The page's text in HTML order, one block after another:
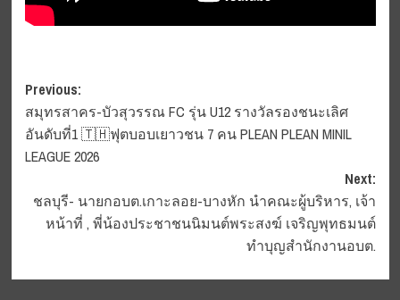
Post
navigation
Previous:
สมุทรสาคร-บัวสุวรรณ FC รุ่น U12 รางวัลรองชนะเลิศ
อันดับที่1 🇹🇭ฟุตบอบเยาวชน 7 คน PLEAN PLEAN MINIL
LEAGUE 2026
Next:
ชลบุรี- นายกอบต.เกาะลอย-บางหัก นำคณะผู้บริหาร, เจ้า
หน้าที่ , พี่น้องประชาชนนิมนต์พระสงฆ์ เจริญพุทธมนต์
ทำบุญสำนักงานอบต.